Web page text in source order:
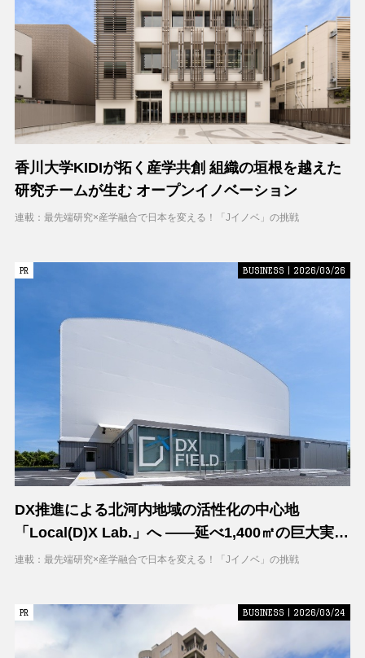
香川大学KIDIが拓く産学共創 組織の垣根を越えた
研究チームが生む オープンイノベーション
連載：最先端研究×産学融合で日本を変える！「Jイノベ」の挑戦
PR
PR BUSINESS | 2026/03/26
DX推進による北河内地域の活性化の中心地
「Local(D)X Lab.」へ ――延べ1,400㎡の巨大実証
空間で地域DXに挑む 大阪工業大学 DXフィールド
連載：最先端研究×産学融合で日本を変える！「Jイノベ」の挑戦
PR
PR BUSINESS | 2026/03/24